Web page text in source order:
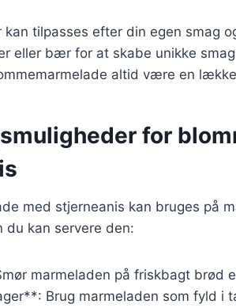
kan tilpasses efter din egen smag
eller bær for at skabe unikke
altid være en
for
med stjerneanis kan bruges på
du kan servere den:
marmeladen på friskbagt brød
Brug marmeladen som fyld i